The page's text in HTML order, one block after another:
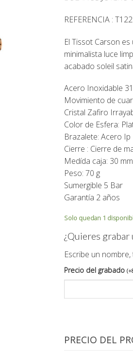
REFERENCIA :
El Tissot Carson
minimalista luce
acabado soleil
Acero Inoxidable
Movimiento de
Cristal Zafiro
Color de Esfera:
Brazalete: Acero Ip
Cierre : Cierre de
Medída caja: 30 mm
Peso: 70 g
Sumergible 5 Bar
Garantía 2 años
Solo quedan 1
¿Quieres grabar
Escribe un
Precio del grabado (+
PRECIO DEL